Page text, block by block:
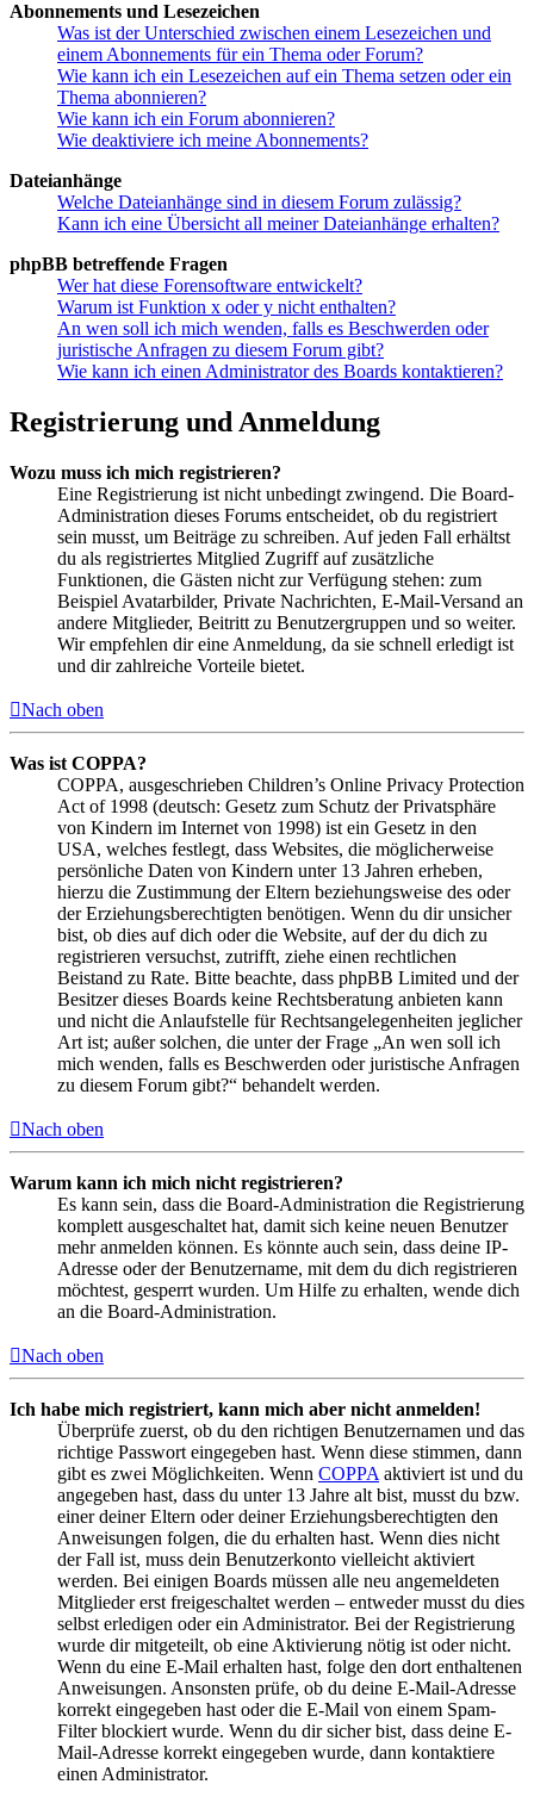
Abonnements und Lesezeichen
Was ist der Unterschied zwischen einem Lesezeichen und
einem Abonnements für ein Thema oder Forum?
Wie kann ich ein Lesezeichen auf ein Thema setzen oder ein
Thema abonnieren?
Wie kann ich ein Forum abonnieren?
Wie deaktiviere ich meine Abonnements?
Dateianhänge
Welche Dateianhänge sind in diesem Forum zulässig?
Kann ich eine Übersicht all meiner Dateianhänge erhalten?
phpBB betreffende Fragen
Wer hat diese Forensoftware entwickelt?
Warum ist Funktion x oder y nicht enthalten?
An wen soll ich mich wenden, falls es Beschwerden oder
juristische Anfragen zu diesem Forum gibt?
Wie kann ich einen Administrator des Boards kontaktieren?
Registrierung und Anmeldung
Wozu muss ich mich registrieren?
Eine Registrierung ist nicht unbedingt zwingend. Die Board-
Administration dieses Forums entscheidet, ob du registriert
sein musst, um Beiträge zu schreiben. Auf jeden Fall erhältst
du als registriertes Mitglied Zugriff auf zusätzliche
Funktionen, die Gästen nicht zur Verfügung stehen: zum
Beispiel Avatarbilder, Private Nachrichten, E-Mail-Versand an
andere Mitglieder, Beitritt zu Benutzergruppen und so weiter.
Wir empfehlen dir eine Anmeldung, da sie schnell erledigt ist
und dir zahlreiche Vorteile bietet.
Nach oben
Was ist COPPA?
COPPA, ausgeschrieben Children’s Online Privacy Protection
Act of 1998 (deutsch: Gesetz zum Schutz der Privatsphäre
von Kindern im Internet von 1998) ist ein Gesetz in den
USA, welches festlegt, dass Websites, die möglicherweise
persönliche Daten von Kindern unter 13 Jahren erheben,
hierzu die Zustimmung der Eltern beziehungsweise des oder
der Erziehungsberechtigten benötigen. Wenn du dir unsicher
bist, ob dies auf dich oder die Website, auf der du dich zu
registrieren versuchst, zutrifft, ziehe einen rechtlichen
Beistand zu Rate. Bitte beachte, dass phpBB Limited und der
Besitzer dieses Boards keine Rechtsberatung anbieten kann
und nicht die Anlaufstelle für Rechtsangelegenheiten jeglicher
Art ist; außer solchen, die unter der Frage „An wen soll ich
mich wenden, falls es Beschwerden oder juristische Anfragen
zu diesem Forum gibt?“ behandelt werden.
Nach oben
Warum kann ich mich nicht registrieren?
Es kann sein, dass die Board-Administration die Registrierung
komplett ausgeschaltet hat, damit sich keine neuen Benutzer
mehr anmelden können. Es könnte auch sein, dass deine IP-
Adresse oder der Benutzername, mit dem du dich registrieren
möchtest, gesperrt wurden. Um Hilfe zu erhalten, wende dich
an die Board-Administration.
Nach oben
Ich habe mich registriert, kann mich aber nicht anmelden!
Überprüfe zuerst, ob du den richtigen Benutzernamen und das
richtige Passwort eingegeben hast. Wenn diese stimmen, dann
gibt es zwei Möglichkeiten. Wenn COPPA aktiviert ist und du
angegeben hast, dass du unter 13 Jahre alt bist, musst du bzw.
einer deiner Eltern oder deiner Erziehungsberechtigten den
Anweisungen folgen, die du erhalten hast. Wenn dies nicht
der Fall ist, muss dein Benutzerkonto vielleicht aktiviert
werden. Bei einigen Boards müssen alle neu angemeldeten
Mitglieder erst freigeschaltet werden – entweder musst du dies
selbst erledigen oder ein Administrator. Bei der Registrierung
wurde dir mitgeteilt, ob eine Aktivierung nötig ist oder nicht.
Wenn du eine E-Mail erhalten hast, folge den dort enthaltenen
Anweisungen. Ansonsten prüfe, ob du deine E-Mail-Adresse
korrekt eingegeben hast oder die E-Mail von einem Spam-
Filter blockiert wurde. Wenn du dir sicher bist, dass deine E-
Mail-Adresse korrekt eingegeben wurde, dann kontaktiere
einen Administrator.